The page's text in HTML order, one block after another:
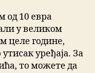
од 10 евра
у великом
целе године,
уређаја. За
то можете да